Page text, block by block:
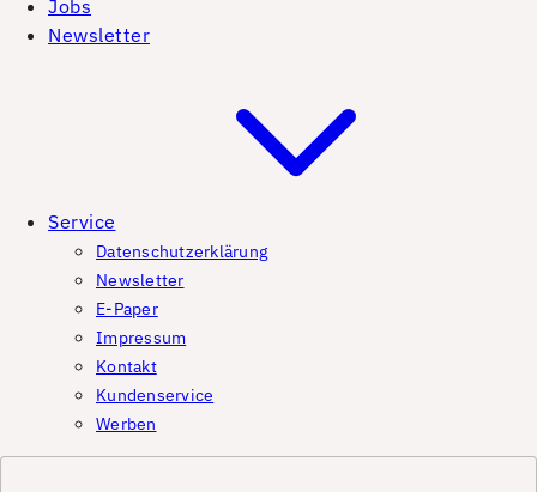
Jobs
Newsletter
Service
Datenschutzerklärung
Newsletter
E-Paper
Impressum
Kontakt
Kundenservice
Werben